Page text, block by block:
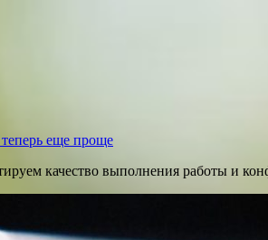
еще проще
качество выполнения работы и